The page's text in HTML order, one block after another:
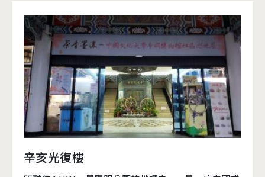
辛亥光復樓